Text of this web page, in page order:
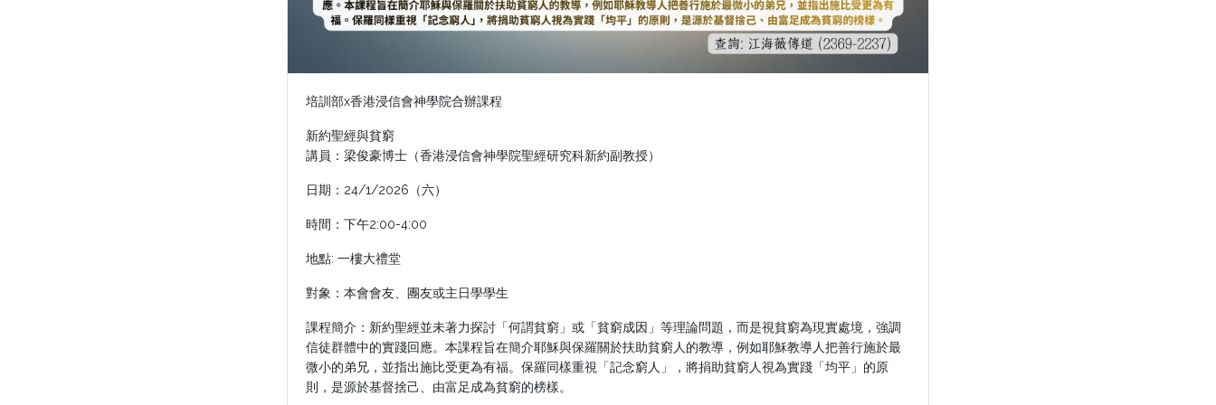
培訓部x香港浸信會神學院合辦課程
新約聖經與貧窮
講員：梁俊豪博士（香港浸信會神學院聖經研究科新約副教授）
日期：24/1/2026（六）
時間：下午2:00-4:00
地點: 一樓大禮堂
對象：本會會友、團友或主日學學生
課程簡介：新約聖經並未著力探討「何謂貧窮」或「貧窮成因」等理論問題，而是視貧窮為現實處境，強調
信徒群體中的實踐回應。本課程旨在簡介耶穌與保羅關於扶助貧窮人的教導，例如耶穌教導人把善行施於最
微小的弟兄，並指出施比受更為有福。保羅同樣重視「記念窮人」，將捐助貧窮人視為實踐「均平」的原
則，是源於基督捨己、由富足成為貧窮的榜樣。